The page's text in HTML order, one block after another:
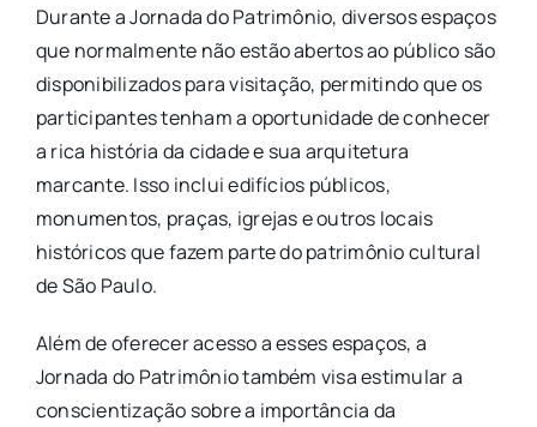
Durante a Jornada do Patrimônio, diversos espaços
que normalmente não estão abertos ao público são
disponibilizados para visitação, permitindo que os
participantes tenham a oportunidade de conhecer
a rica história da cidade e sua arquitetura
marcante. Isso inclui edifícios públicos,
monumentos, praças, igrejas e outros locais
históricos que fazem parte do patrimônio cultural
de São Paulo.
Além de oferecer acesso a esses espaços, a
Jornada do Patrimônio também visa estimular a
conscientização sobre a importância da